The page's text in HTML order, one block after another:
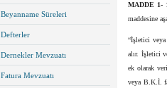
Beyanname Süreleri
Defterler
Dernekler Mevzuatı
Fatura Mevzuatı
MADDE 1-
maddesine
“İşletici
alır. İşletici
ek olarak
veya B.K.İ.